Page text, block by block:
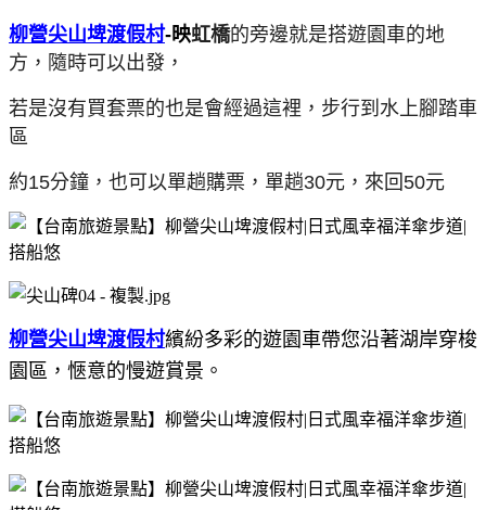
柳營尖山埤渡假村-映虹橋的旁邊就是搭遊園車的地
方，隨時可以出發，
若是沒有買套票的也是會經過這裡，步行到水上腳踏車
區
約15分鐘，也可以單趟購票，單趟30元，來回50元
柳營尖山埤渡假村繽紛多彩的遊園車帶您沿著湖岸穿梭
園區，愜意的慢遊賞景。